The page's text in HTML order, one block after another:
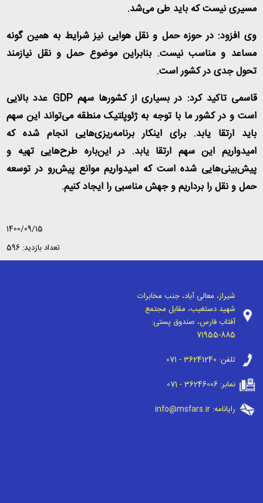
مسیری نیست که باید طی می‌شد.
وی افزود: در حوزه حمل و نقل هوایی نیز شرایط به همین گونه
مساعد و مناسب نیست. بنابراین موضوع حمل و نقل نیازمند
تحول جدی در کشور است.
قاسمی تاکید کرد: در بسیاری از کشورها سهم GDP عدد بالایی
است و در کشور ما با توجه به ژئوپلتیک منطقه می‌تواند این سهم
باید ارتقا یابد. برای اینکار برنامه‌ریزی‌هایی انجام شده که
امیدواریم این سهم ارتقا یابد. در این‌باره طرح‌هایی تهیه و
پیش‌بینی‌هایی شده است که امیدواریم موانع پیش‌رو در توسعه
حمل و نقل را برداریم و جهش مناسبی را ایجاد کنیم.
1400/09/15
تعداد بازدید: 596
شیراز، معالی آباد، جنب مخابرات
شهید دستغیب، مقابل مجتمع
آفتاب فارس، صندوق پستی:
71955-885
تلفن: 071 - 36241240
نمابر:071 - 36246006
رایانامه:info@msfars.ir